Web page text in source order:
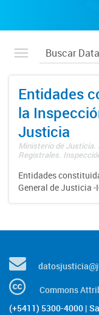
Entidades
la
Justicia
Ministerio de Justicia.
Registrales.
Entidades
General de Justicia -
Commons
(+5411) 5300-4000 |